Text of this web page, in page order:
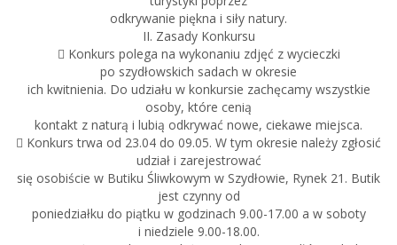
odkrywanie piękna i siły natury.
II. Zasady Konkursu
 Konkurs polega na wykonaniu zdjęć z wycieczki
po szydłowskich sadach w okresie
ich kwitnienia. Do udziału w konkursie zachęcamy wszystkie
osoby, które cenią
kontakt z naturą i lubią odkrywać nowe, ciekawe miejsca.
 Konkurs trwa od 23.04 do 09.05. W tym okresie należy zgłosić
udział i zarejestrować
się osobiście w Butiku Śliwkowym w Szydłowie, Rynek 21. Butik
jest czynny od
poniedziałku do piątku w godzinach 9.00-17.00 a w soboty
i niedziele 9.00-18.00.